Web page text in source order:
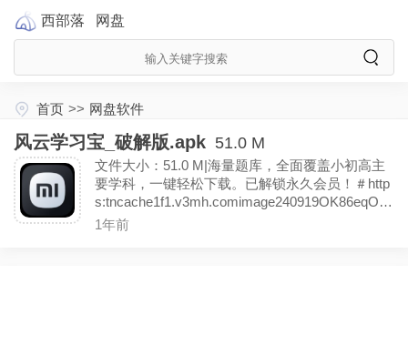
西部落 网盘
首页 >> 网盘软件
风云学习宝_破解版.apk 51.0 M
文件大小：51.0 M|海量题库，全面覆盖小初高主
要学科，一键轻松下载。已解锁永久会员！＃http
s:tncache1f1.v3mh.comimage240919OK86eqO7
5.jpg＃
1年前